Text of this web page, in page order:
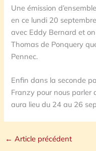
Une émission
en ce lundi 20
avec Eddy Bernard et
Thomas de Ponquery
Pennec.
Enfin dans la seconde
Franzy pour nous parler
aura lieu du 24 au 26
← Article précédent